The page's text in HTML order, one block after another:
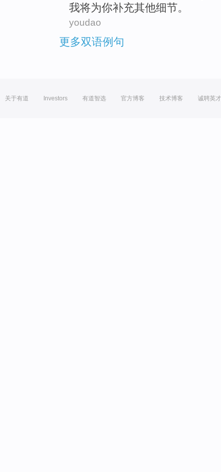
我将为你补充其他细节。
youdao
更多双语例句
关于有道 Investors 有道智选 官方博客 技术博客 诚聘英才